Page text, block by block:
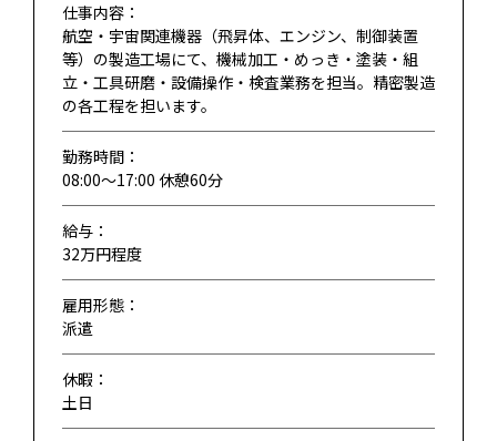
仕事内容：
航空・宇宙関連機器（飛昇体、エンジン、制御装置
等）の製造工場にて、機械加工・めっき・塗装・組
立・工具研磨・設備操作・検査業務を担当。精密製造
の各工程を担います。
勤務時間：
08:00～17:00 休憩60分
給与：
32万円程度
雇用形態：
派遣
休暇：
土日